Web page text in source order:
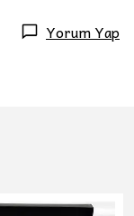
Yorum Yap